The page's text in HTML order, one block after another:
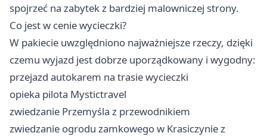
spojrzeć na zabytek z bardziej malowniczej strony.
Co jest w cenie wycieczki?
W pakiecie uwzględniono najważniejsze rzeczy, dzięki
czemu wyjazd jest dobrze uporządkowany i wygodny:
przejazd autokarem na trasie wycieczki
opieka pilota Mystictravel
zwiedzanie Przemyśla z przewodnikiem
zwiedzanie ogrodu zamkowego w Krasiczynie z